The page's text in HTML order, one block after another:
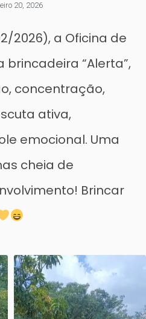
20, 2026
2026), a Oficina de
brincadeira “Alerta”,
concentração,
ativa,
emocional. Uma
cheia de
Brincar